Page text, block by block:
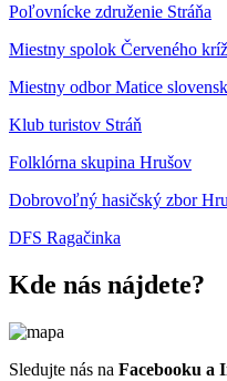
Poľovnícke združenie Stráňa
Miestny spolok Červeného
Miestny odbor Matice
Klub turistov Stráň
Folklórna skupina Hrušov
Dobrovoľný hasičský zbor
DFS Ragačinka
Kde nás nájdete?
Sledujte nás na Facebooku a